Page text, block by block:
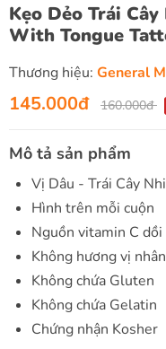
Kẹo Dẻo Trái
With Tongue
Thương hiệu: General
145.000đ 160.000đ
Mô tả sản phẩm
Vị Dâu - Trái Cây
Hình trên mỗi cuộn
Nguồn vitamin C dồi
Không hương vị
Không chứa Gluten
Không chứa Gelatin
Chứng nhận Kosher